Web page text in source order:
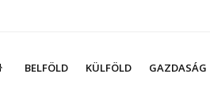
BELFÖLD KÜLFÖLD GAZDASÁG